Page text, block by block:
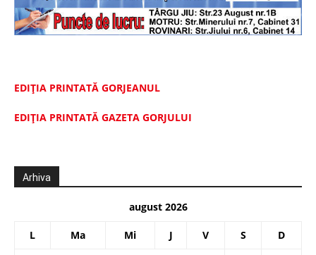
EDIȚIA PRINTATĂ GORJEANUL
EDIŢIA PRINTATĂ GAZETA GORJULUI
Arhiva
august 2026
L Ma Mi J V S D